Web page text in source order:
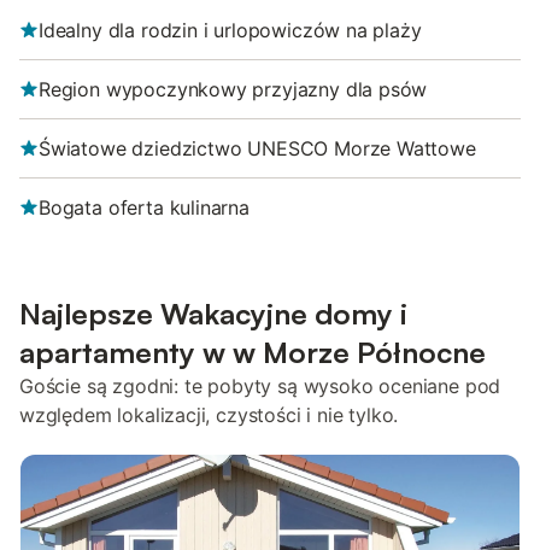
Idealny dla rodzin i urlopowiczów na plaży
Region wypoczynkowy przyjazny dla psów
Światowe dziedzictwo UNESCO Morze Wattowe
Bogata oferta kulinarna
Najlepsze Wakacyjne domy i
apartamenty w w Morze Północne
Goście są zgodni: te pobyty są wysoko oceniane pod
względem lokalizacji, czystości i nie tylko.